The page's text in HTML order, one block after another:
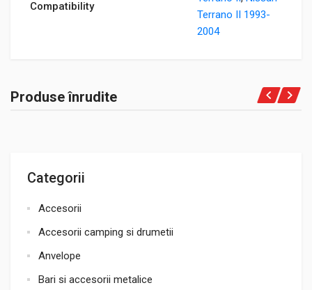
Categorii
Accesorii
Accesorii camping si drumetii
Anvelope
Bari si accesorii metalice
Compatibility
Terrano II 1993-
2004
Produse înrudite